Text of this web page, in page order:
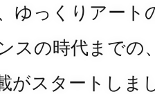
ゆっくりアート
スの時代までの
がスタートしま